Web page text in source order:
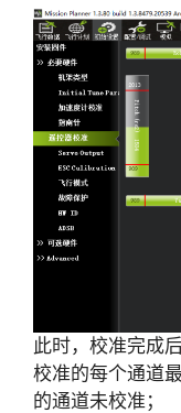
此时，校准完成
校准的每个通道
的通道未校准；